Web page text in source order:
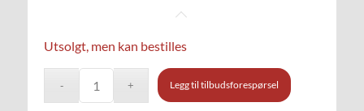
Utsolgt, men kan bestilles
Legg til tilbudsforespørsel